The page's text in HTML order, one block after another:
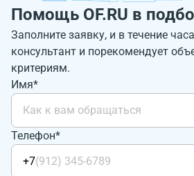
Помощь OF.RU в
Заполните заявку, и в течение
консультант и порекомендует
критериям.
Имя*
Телефон*
+7